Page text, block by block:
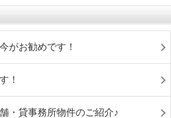
がお勧めです！
！
・貸事務所物件のご紹介♪